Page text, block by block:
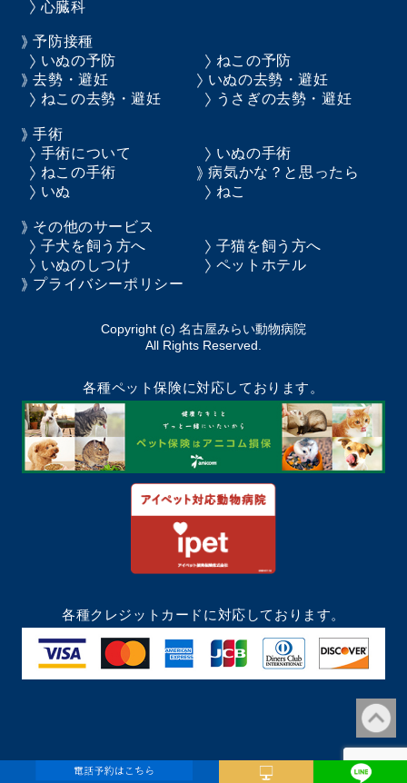
心臓科
予防接種
いぬの予防
ねこの予防
去勢・避妊
いぬの去勢・避妊
ねこの去勢・避妊
うさぎの去勢・避妊
手術
手術について
いぬの手術
ねこの手術
病気かな？と思ったら
いぬ
ねこ
その他のサービス
子犬を飼う方へ
子猫を飼う方へ
いぬのしつけ
ペットホテル
プライバシーポリシー
Copyright (c) 名古屋みらい動物病院
All Rights Reserved.
各種ペット保険に対応しております。
各種クレジットカードに対応しております。